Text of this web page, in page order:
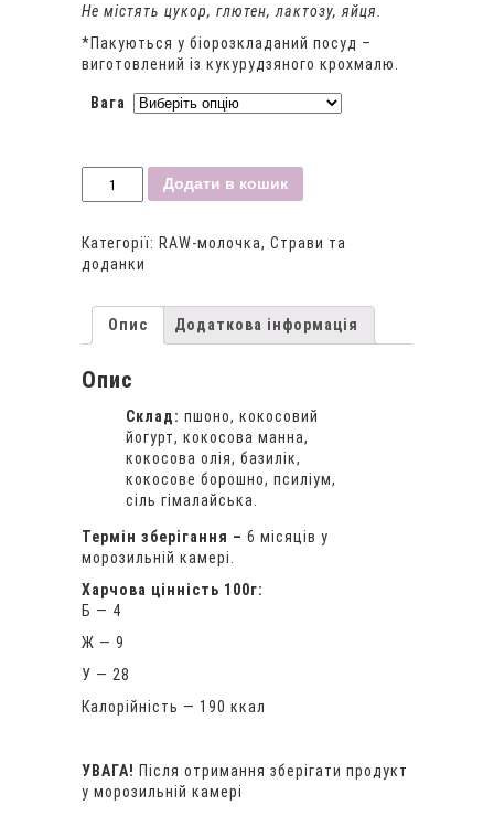
Не містять цукор, глютен, лактозу, яйця.
*Пакуються у біорозкладаний посуд –
виготовлений із кукурудзяного крохмалю.
Вага
базиліком
кількість
Додати в кошик
Категорії: RAW-молочка, Страви та
доданки
Опис Додаткова інформація
Опис
Склад: пшоно, кокосовий
йогурт, кокосова манна,
кокосова олія, базилік,
кокосове борошно, псиліум,
сіль гімалайська.
Термін зберігання – 6 місяців у
морозильній камері.
Харчова цінність 100г:
Б — 4
Ж — 9
У — 28
Калорійність — 190 ккал
УВАГА! Після отримання зберігати продукт
у морозильній камері